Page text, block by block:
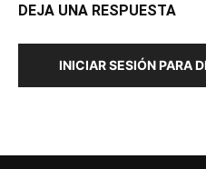
DEJA UNA RESPUESTA
INICIAR SESIÓN PARA